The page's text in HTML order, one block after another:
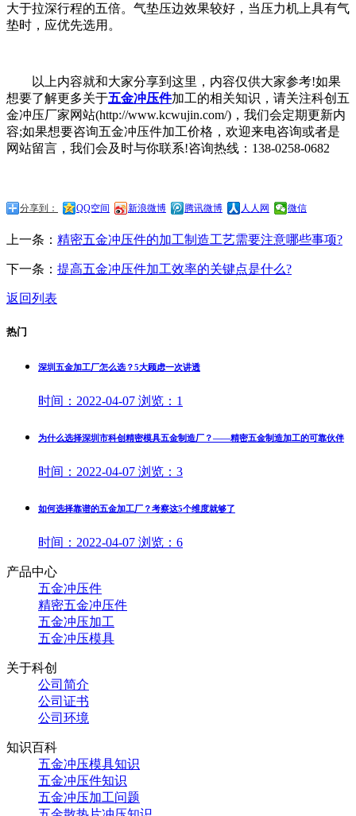
大于拉深行程的五倍。气垫压边效果较好，当压力机上具有气
垫时，应优先选用。
以上内容就和大家分享到这里，内容仅供大家参考!如果
想要了解更多关于五金冲压件加工的相关知识，请关注科创五
金冲压厂家网站(http://www.kcwujin.com/)，我们会定期更新内
容;如果想要咨询五金冲压件加工价格，欢迎来电咨询或者是
网站留言，我们会及时与你联系!咨询热线：138-0258-0682
分享到： QQ空间 新浪微博 腾讯微博 人人网 微信
上一条： 精密五金冲压件的加工制造工艺需要注意哪些事项?
下一条： 提高五金冲压件加工效率的关键点是什么?
返回列表
热门
深圳五金加工厂怎么选？5大顾虑一次讲透
时间： 2022-04-07 浏览： 1
为什么选择深圳市科创精密模具五金制造厂？——精密五金制造加工的可靠伙伴
时间： 2022-04-07 浏览： 3
如何选择靠谱的五金加工厂？考察这5个维度就够了
时间： 2022-04-07 浏览： 6
产品中心
五金冲压件
精密五金冲压件
五金冲压加工
五金冲压模具
关于科创
公司简介
公司证书
公司环境
知识百科
五金冲压模具知识
五金冲压件知识
五金冲压加工问题